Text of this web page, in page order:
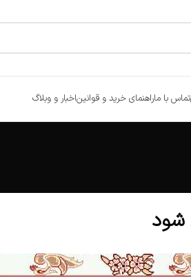
تماس با ماراهنمای خرید و قوانیناخبار و وبلاگ
شود